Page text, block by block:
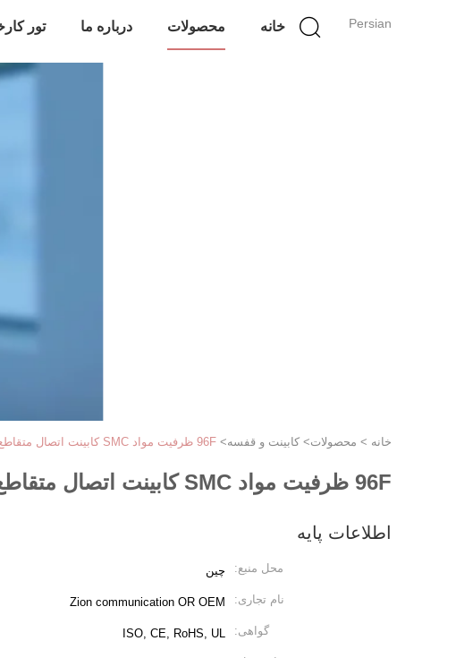
Persian خانه محصولات درباره ما تور
خانه > محصولات> کابینت و قفسه> 96F ظرفیت مواد SMC کابینت اتصال متقاطع فیبر نوری با نوع اتصال SC FC برای FTTH
96F ظرفیت مواد SMC کابینت اتصال متقاطع فیبر نوری با نوع اتصال SC FC برای FTTH
اطلاعات پایه
محل منبع: چین
نام تجاری: Zion communication OR OEM
گواهی: ISO, CE, RoHS, UL